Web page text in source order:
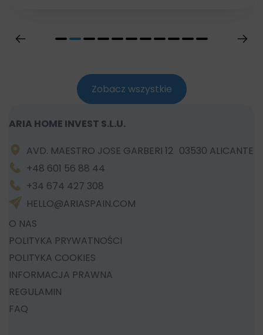
Zobacz wszystkie
ARIA HOME INVEST S.L.U.
AVD. MAESTRO JOSE GARBERI 12 03530 ALICANTE
+48 601 56 88 44
+34 674 427 308
HELLO@ARIASPAIN.COM
O NAS
POLITYKA PRYWATNOŚCI
POLITYKA COOKIES
INFORMACJA PRAWNA
REGULAMIN
FAQ